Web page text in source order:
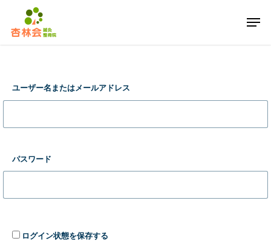
Menu
ユーザー名またはメールアドレス
パスワード
ログイン状態を保存する